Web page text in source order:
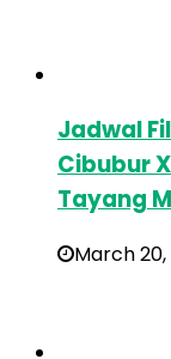
Jadwal
Cibubur
Tayang
March 20,